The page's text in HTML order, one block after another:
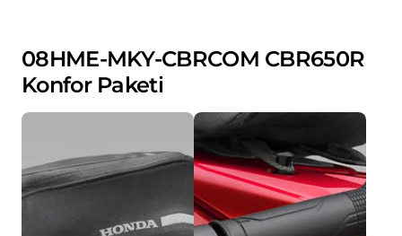
08HME-MKY-CBRCOM CBR650R
Konfor Paketi